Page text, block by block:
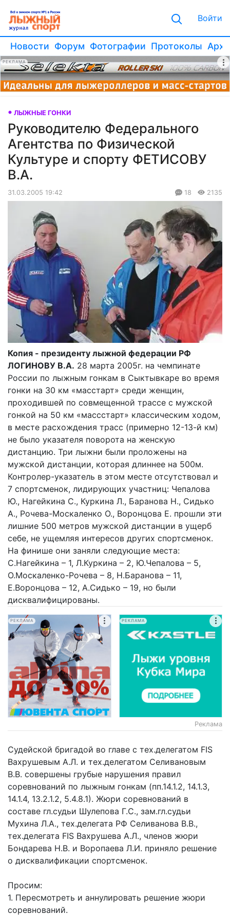
Войти
Новости Форум Фотографии Протоколы
РЕКЛАМА
ЛЫЖНЫЕ ГОНКИ
Руководителю Федерального
Агентства по Физической
Культуре и спорту ФЕТИСОВУ
В.А.
31.03.2005 19:42 18 2135
Копия - президенту лыжной федерации РФ
ЛОГИНОВУ В.А. 28 марта 2005г. на чемпинате
России по лыжным гонкам в Сыктывкаре во время
гонки на 30 км «масстарт» среди женщин,
проходившей по совмещенной трассе с мужской
гонкой на 50 км «массстарт» классическим ходом,
в месте расхождения трасс (примерно 12-13-й км)
не было указателя поворота на женскую
дистанцию. Три лыжни были проложены на
мужской дистанции, которая длиннее на 500м.
Контролер-указатель в этом месте отсутствовал и
7 спортсменок, лидирующих участниц: Чепалова
Ю., Нагейкина С., Куркина Л., Баранова Н., Сидько
А., Рочева-Москаленко О., Воронцова Е. прошли эти
лишние 500 метров мужской дистанции в ущерб
себе, не ущемляя интересов других спортсменок.
На финише они заняли следующие места:
С.Нагейкина – 1, Л.Куркина – 2, Ю.Чепалова – 5,
О.Москаленко-Рочева – 8, Н.Баранова – 11,
Е.Воронцова – 12, А.Сидько – 19, но были
дисквалифицированы.
РЕКЛАМА РЕКЛАМА
Реклама
Судейской бригадой во главе с тех.делегатом FIS
Вахрушевым А.Л. и тех.делегатом Селивановым
В.В. совершены грубые нарушения правил
соревнований по лыжным гонкам (пп.14.1.2, 14.1.3,
14.1.4, 13.2.1.2, 5.4.8.1). Жюри соревнований в
составе гл.судьи Шулепова Г.С., зам.гл.судьи
Мухина Л.А., тех.делегата РФ Селиванова В.В.,
тех.делегата FIS Вахрушева А.Л., членов жюри
Бондарева Н.В. и Воропаева Л.И. приняло решение
о дисквалификации спортсменок.
Просим:
1. Пересмотреть и аннулировать решение жюри
соревнований.